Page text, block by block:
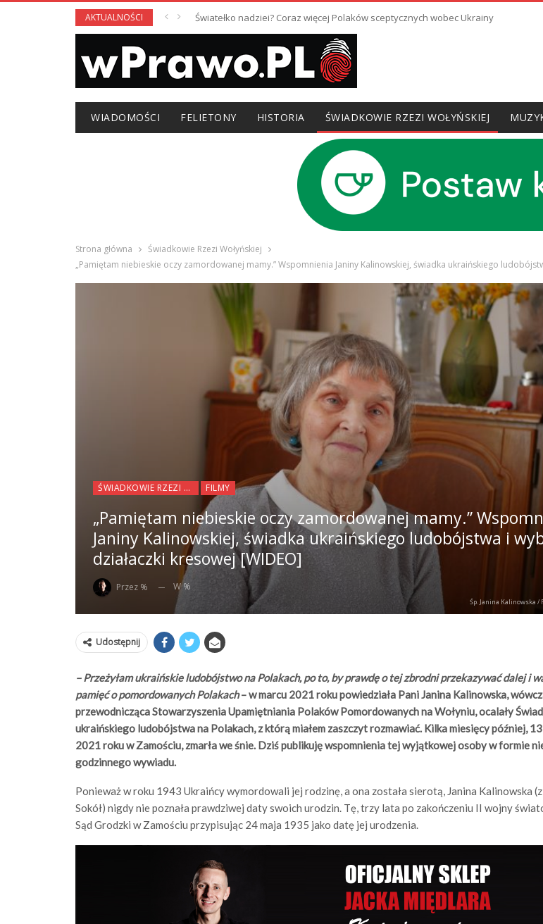
AKTUALNOŚCI Światełko nadziei? Coraz więcej Polaków sceptycznych wobec Ukrainy
WIADOMOŚCI FELIETONY HISTORIA ŚWIADKOWIE RZEZI WOŁYŃSKIEJ
Strona główna
Świadkowie Rzezi Wołyńskiej
„Pamiętam niebieskie oczy zamordowanej mamy.” Wspomnienia Janiny Kalinowskiej, świadka ukraińskiego
ŚWIADKOWIE RZEZI WOŁYŃSKIEJ FILMY
„Pamiętam niebieskie oczy zamordowanej mamy.”
Janiny Kalinowskiej, świadka ukraińskiego ludobójstwa i
działaczki kresowej [WIDEO]
Przez % W %
Śp. Janina Kalinowska /
Udostępnij
– Przeżyłam ukraińskie ludobójstwo na Polakach, po to, by prawdę o tej zbrodni przekazywać dalej i
pamięć o pomordowanych Polakach– w marcu 2021 roku powiedziała Pani Janina Kalinowska,
przewodnicząca Stowarzyszenia Upamiętniania Polaków Pomordowanych na Wołyniu, ocalały
ukraińskiego ludobójstwa na Polakach, z którą miałem zaszczyt rozmawiać. Kilka miesięcy później,
2021 roku w Zamościu, zmarła we śnie. Dziś publikuję wspomnienia tej wyjątkowej osoby w formie
godzinnego wywiadu.
Ponieważ w roku 1943 Ukraińcy wymordowali jej rodzinę, a ona została sierotą, Janina Kalinowska
Sokół) nigdy nie poznała prawdziwej daty swoich urodzin. Tę, trzy lata po zakończeniu II wojny
Sąd Grodzki w Zamościu przypisując 24 maja 1935 jako datę jej urodzenia.